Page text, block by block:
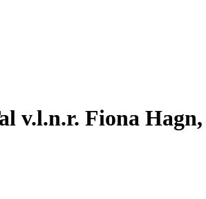
v.l.n.r. Fiona